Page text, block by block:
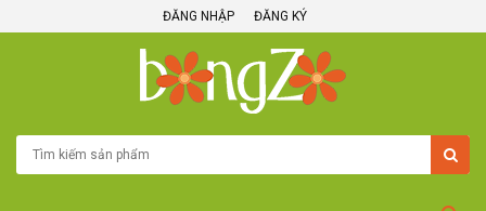
ĐĂNG NHẬP ĐĂNG KÝ